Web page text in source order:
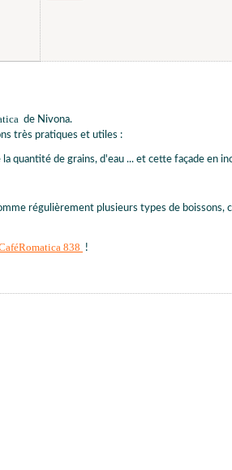
de Nivona.
très pratiques et utiles :
quantité de grains, d'eau ... et cette façade en
régulièrement plusieurs types de
838 !